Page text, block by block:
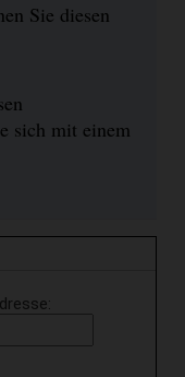
Sie diesen
sich mit einem